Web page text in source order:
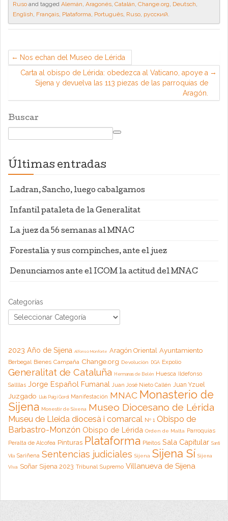
Ruso and tagged Alemán, Aragonés, Catalán, Change.org, Deutsch,
English, Français, Plataforma, Português, Ruso, русский.
Nos echan del Museo de Lérida
Carta al obispo de Lérida: obedezca al Vaticano, apoye a
Sijena y devuelva las 113 piezas de las parroquias de
Aragón.
Buscar
Últimas entradas
Ladran, Sancho, luego cabalgamos
Infantil pataleta de la Generalitat
La juez da 56 semanas al MNAC
Forestalia y sus compinches, ante el juez
Denunciamos ante el ICOM la actitud del MNAC
Categorías
2023 Año de Sijena Alfonso Monforte Aragón Oriental Ayuntamiento
Berbegal Bienes Campaña Change.org Devolución DGA Expolio
Generalitat de Cataluña Hermanas de Belén Huesca Ildefonso
Sallllas Jorge Español Fumanal Juan José Nieto Callén Juan Yzuel
Juzgado Lluis Puig i Gordi Manifestación MNAC Monasterio de
Sijena Monestir de Sixena Museo Diocesano de Lérida
Museu de Lleida diocesà i comarcal Nº 1 Obispo de
Barbastro-Monzón Obispo de Lérida Orden de Malta Parroquias
Peralta de Alcofea Pinturas Plataforma Pleitos Sala Capitular Santi
Vila Sariñena Sentencias judiciales Sijena Sijena Sí Sijena
Viva Soñar Sijena 2023 Tribunal Supremo Villanueva de Sijena